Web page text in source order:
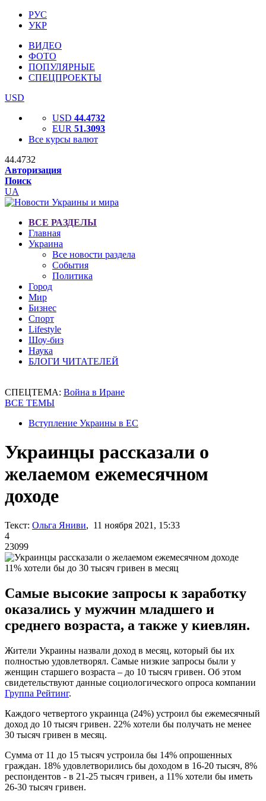
РУС
УКР
ВИДЕО
ФОТО
ПОПУЛЯРНЫЕ
СПЕЦПРОЕКТЫ
USD
USD 44.4732
EUR 51.3093
Все курсы валют
44.4732
Авторизация
Поиск
UA
ВСЕ РАЗДЕЛЫ
Главная
Украина
Все новости раздела
События
Политика
Город
Мир
Бизнес
Спорт
Lifestyle
Шоу-биз
Наука
БЛОГИ ЧИТАТЕЛЕЙ
СПЕЦТЕМА: Война в Иране
ВСЕ ТЕМЫ
Вступление Украины в ЕС
Украинцы рассказали о
желаемом ежемесячном
доходе
Текст: Ольга Яниви, 11 ноября 2021, 15:33
4
23099
11% хотели бы до 30 тысяч гривен в месяц
Самые высокие запросы к заработку
оказались у мужчин младшего и
среднего возраста, а также у киевлян.
Жители Украины назвали доход в месяц, который бы их
полностью удовлетворял. Самые низкие запросы были у
женщин старшего возраста – до 10 тысяч гривен. Об этом
свидетельствуют данные социологического опроса компании
Группа Рейтинг.
Каждого четвертого украинца (24%) устроил бы ежемесячный
доход до 10 тысяч гривен. 22% хотели бы получать не менее
30 тысяч гривен в месяц.
Сумма от 11 до 15 тысяч устроила бы 14% опрошенных
граждан. 18% удовлетворились бы доходом в 16-20 тысяч, 8%
респондентов - в 21-25 тысяч гривен, а 11% хотели бы иметь
26-30 тысяч гривен.